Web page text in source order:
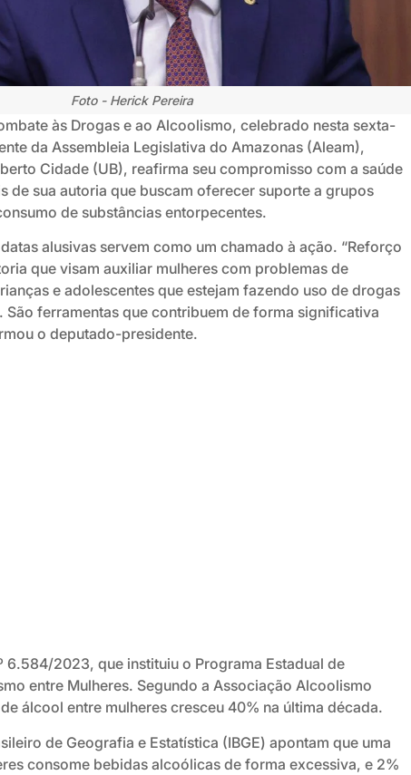
Foto - Herick Pereira
às Drogas e ao Alcoolismo, celebrado nesta sexta-
da Assembleia Legislativa do Amazonas (Aleam),
Cidade (UB), reafirma seu compromisso com a saúde
de sua autoria que buscam oferecer suporte a grupos
de substâncias entorpecentes.
alusivas servem como um chamado à ação. “Reforço
que visam auxiliar mulheres com problemas de
e adolescentes que estejam fazendo uso de drogas
São ferramentas que contribuem de forma significativa
o deputado-presidente.
6.584/2023, que instituiu o Programa Estadual de
entre Mulheres. Segundo a Associação Alcoolismo
álcool entre mulheres cresceu 40% na última década.
de Geografia e Estatística (IBGE) apontam que uma
consome bebidas alcoólicas de forma excessiva, e 2%